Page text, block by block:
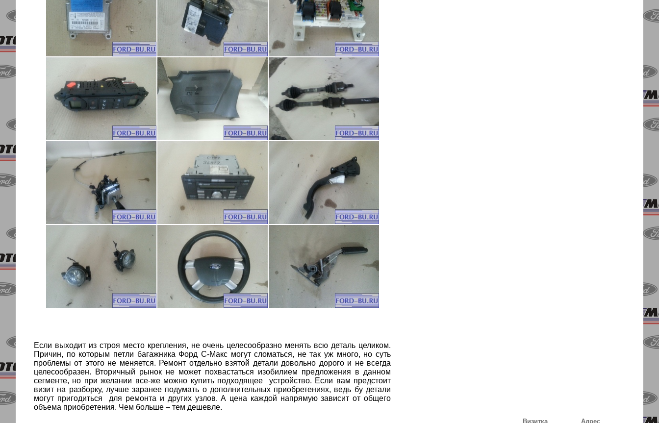
Если выходит из строя место крепления, не очень целесообразно менять всю деталь целиком.
Причин, по которым петли багажника Форд С-Макс могут сломаться, не так уж много, но суть
проблемы от этого не меняется. Ремонт отдельно взятой детали довольно дорого и не всегда
целесообразен. Вторичный рынок не может похвастаться изобилием предложения в данном
сегменте, но при желании все-же можно купить подходящее
устройство. Если вам предстоит
визит на разборку, лучше заранее подумать о дополнительных приобретениях, ведь бу детали
могут пригодиться
для ремонта и других узлов. А цена каждой напрямую зависит от общего
объема приобретения. Чем больше – тем дешевле.
Визитка Адрес